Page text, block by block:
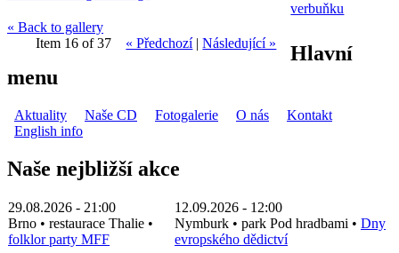
« Back to gallery
Item 16 of 37
« Předchozí|Následující »
verbuňku
Hlavní
menu
Aktuality Naše CD Fotogalerie O nás
Kontakt
English info
Naše nejbližší akce
29.08.2026 - 21:00
Brno • restaurace Thalie •
folklor party MFF
12.09.2026 - 12:00
Nymburk • park Pod hradbami • Dny
evropského dědictví